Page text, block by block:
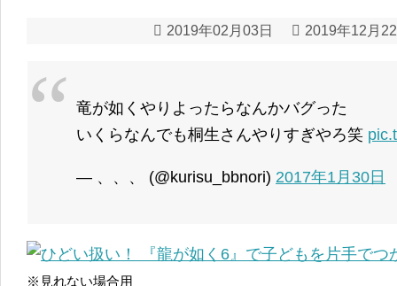
2019年02月03日 2019年12月
竜が如くやりよったらなんかバグった
いくらなんでも桐生さんやりすぎやろ笑
— 、、、 (@kurisu_bbnori) 2017年1月30日
※見れない場合用